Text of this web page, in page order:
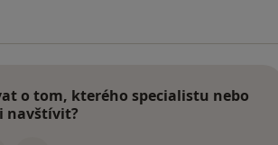
o tom, kterého specialistu nebo
navštívit?